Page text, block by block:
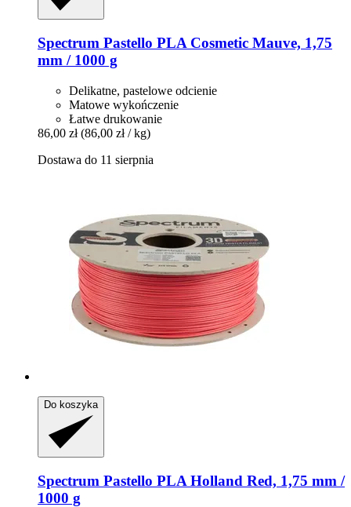
Spectrum Pastello PLA Cosmetic Mauve, 1,75
mm / 1000 g
Delikatne, pastelowe odcienie
Matowe wykończenie
Łatwe drukowanie
86,00 zł (86,00 zł / kg)
Dostawa do 11 sierpnia
Do koszyka
Spectrum Pastello PLA Holland Red, 1,75 mm /
1000 g